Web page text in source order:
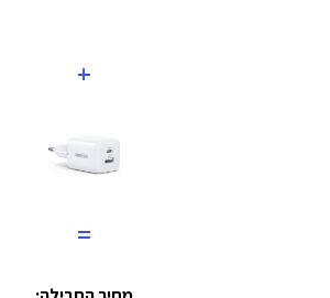
+
=